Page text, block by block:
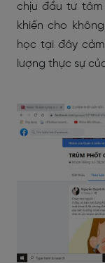
chịu đầu tư
khiến cho
học tại đây
lượng thực sự